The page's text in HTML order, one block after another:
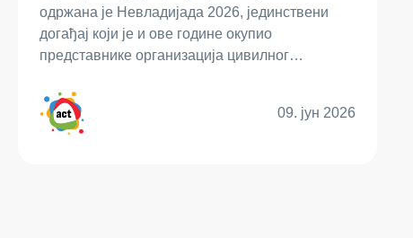
одржана је Невладијада 2026, јединствени
догађај који је и ове године окупио
представнике организација цивилног…
09. јун 2026